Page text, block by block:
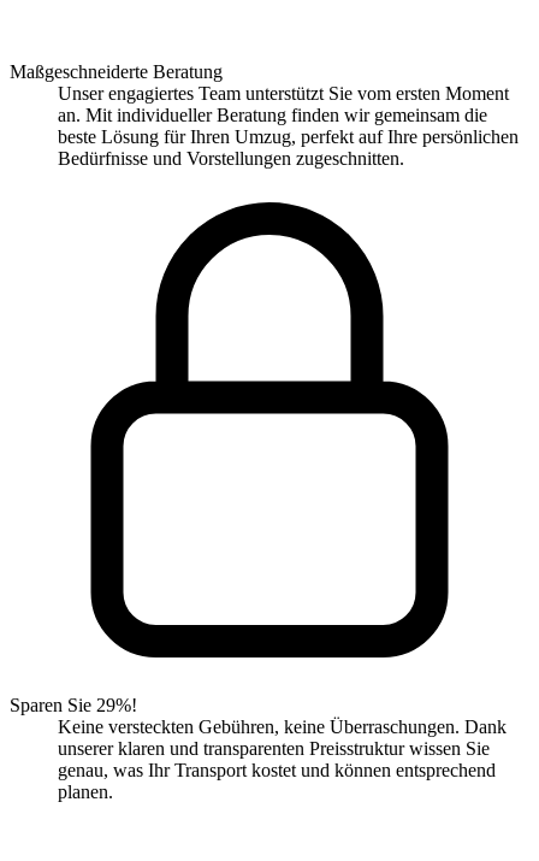
Maßgeschneiderte Beratung
Unser engagiertes Team unterstützt Sie vom ersten Moment
an. Mit individueller Beratung finden wir gemeinsam die
beste Lösung für Ihren Umzug, perfekt auf Ihre persönlichen
Bedürfnisse und Vorstellungen zugeschnitten.
Sparen Sie 29%!
Keine versteckten Gebühren, keine Überraschungen. Dank
unserer klaren und transparenten Preisstruktur wissen Sie
genau, was Ihr Transport kostet und können entsprechend
planen.